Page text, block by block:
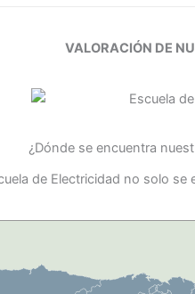
VALORACIÓN DE
¿Dónde se encuentra
de Electricidad no solo